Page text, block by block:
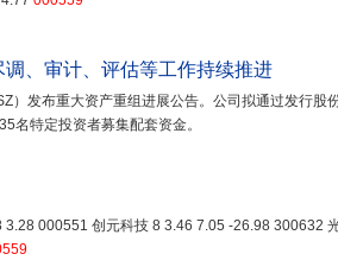
、审计、评估等工作持续推进
）发布重大资产重组进展公告。公司拟通过发行股
名特定投资者募集配套资金。
000551 创元科技 8 3.46 7.05 -26.98 300632